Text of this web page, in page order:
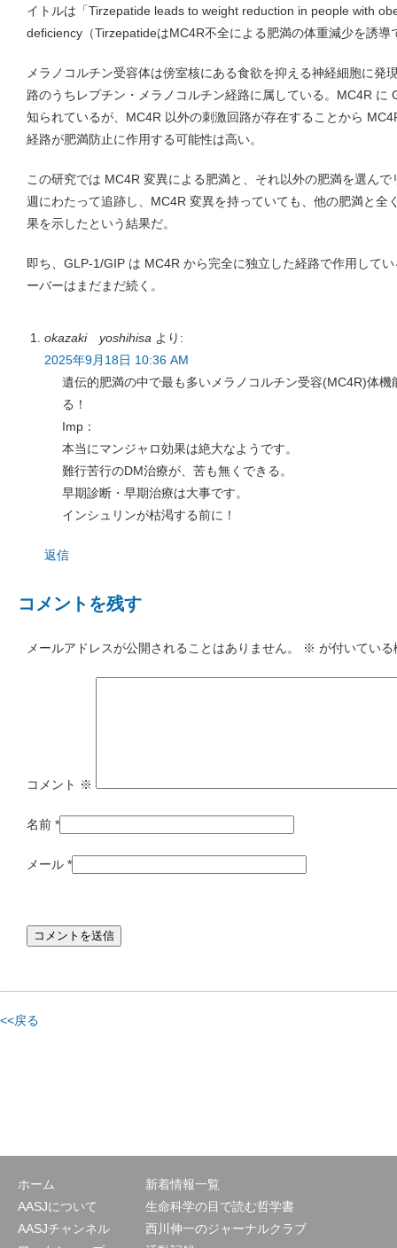
イトルは「Tirzepatide leads to weight reduction in people with
deficiency（TirzepatideはMC4R不全による肥満の体重減少を誘導
メラノコルチン受容体は傍室核にある食欲を抑える神経細胞に発
路のうちレプチン・メラノコルチン経路に属している。MC4R に
知られているが、MC4R 以外の刺激回路が存在することから
経路が肥満防止に作用する可能性は高い。
この研究では MC4R 変異による肥満と、それ以外の肥満を選ん
週にわたって追跡し、MC4R 変異を持っていても、他の肥満と全
果を示したという結果だ。
即ち、GLP-1/GIP は MC4R から完全に独立した経路で作用して
ーバーはまだまだ続く。
okazaki yoshihisa より:
2025年9月18日 10:36 AM
遺伝的肥満の中で最も多いメラノコルチン受容(MC4R)体
る！
Imp：
本当にマンジャロ効果は絶大なようです。
難行苦行のDM治療が、苦も無くできる。
早期診断・早期治療は大事です。
インシュリンが枯渇する前に！
返信
コメントを残す
メールアドレスが公開されることはありません。 ※ が付いてい
コメント ※
名前 *
メール *
<<戻る
ホーム
AASJについて
AASJチャンネル
新着情報一覧
生命科学の目で読む哲学書
西川伸一のジャーナルクラブ